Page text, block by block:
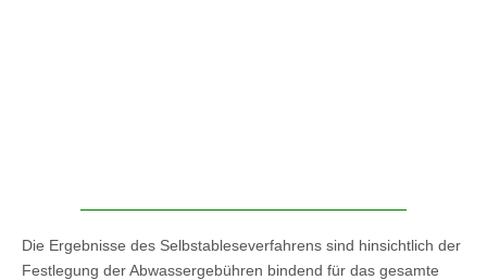
Die Ergebnisse des Selbstableseverfahrens sind hinsichtlich der
Festlegung der Abwassergebühren bindend für das gesamte